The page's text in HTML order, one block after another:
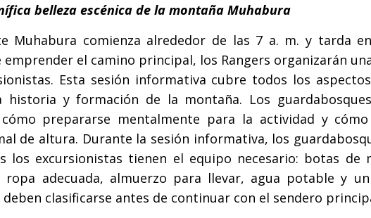
belleza escénica de la montaña Muhabura
Muhabura comienza alrededor de las 7 a. m. y tarda
emprender el camino principal, los Rangers organizarán
Esta sesión informativa cubre todos los
historia y formación de la montaña. Los
prepararse mentalmente para la actividad y
de altura. Durante la sesión informativa, los
los excursionistas tienen el equipo necesario: botas de
ropa adecuada, almuerzo para llevar, agua potable y
clasificarse antes de continuar con el sendero